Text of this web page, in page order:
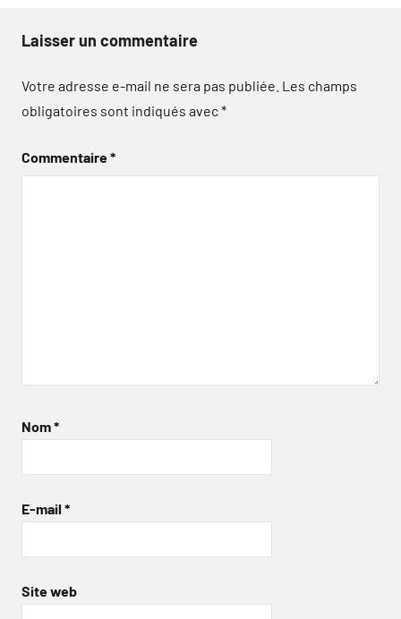
Laisser un commentaire
Votre adresse e-mail ne sera pas publiée. Les champs
obligatoires sont indiqués avec*
Commentaire*
Nom*
E-mail *
Site web